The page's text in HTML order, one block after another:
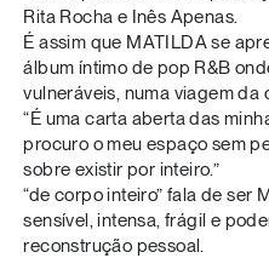
Rita Rocha e Inês Apenas.
É assim que MATILDA se
álbum íntimo de pop R&B
vulneráveis, numa viagem da
“É uma carta aberta das
procuro o meu espaço sem
sobre existir por inteiro.”
“de corpo inteiro” fala de ser
sensível, intensa, frágil e
reconstrução pessoal.